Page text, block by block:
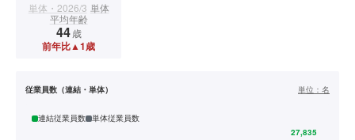
単体・2026/3 単体
平均年齢
44歳
前年比▲1歳
従業員数（連結・単体） 単位： 名
連結従業員数 単体従業員数